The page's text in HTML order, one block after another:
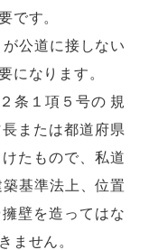
です。
公道に接しない
になります。
条１項５号の 規
または都道府県
たもので、私道
基準法上、位置
壁を造ってはな
ません。